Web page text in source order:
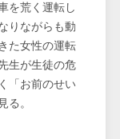
を荒く運転し
りながらも動
た女性の運転
生が生徒の危
「お前のせい
。